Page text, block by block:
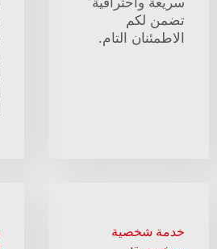
تضمن لكم
الاطمئنان التام.
خدمة شخصية